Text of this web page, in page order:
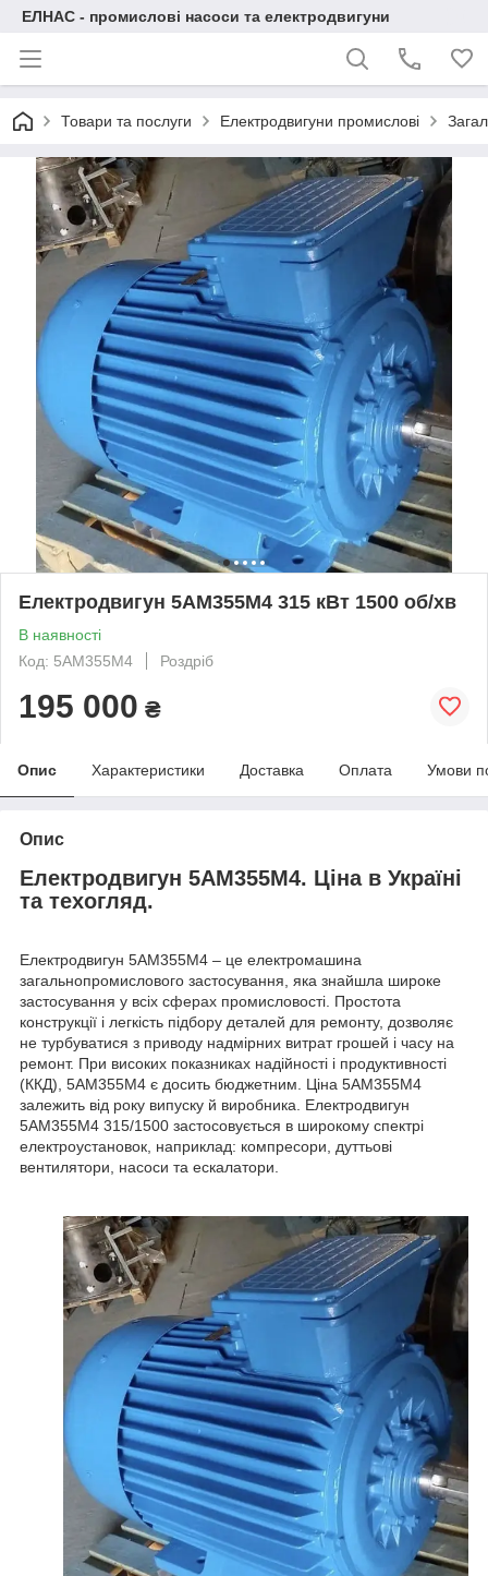
ЕЛНАС - промислові насоси та електродвигуни
Товари та послуги Електродвигуни промислові
Електродвигун 5АМ355М4 315 кВт 1500 об/хв
В наявності
Код: 5АМ355М4
Роздріб
195 000 ₴
Опис Характеристики Доставка Оплата Умови
Опис
Електродвигун 5АМ355М4. Ціна в Україні
та техогляд.
Електродвигун 5АМ355М4 – це електромашина
загальнопромислового застосування, яка знайшла широке
застосування у всіх сферах промисловості. Простота
конструкції і легкість підбору деталей для ремонту, дозволяє
не турбуватися з приводу надмірних витрат грошей і часу на
ремонт. При високих показниках надійності і продуктивності
(ККД), 5АМ355М4 є досить бюджетним. Ціна 5АМ355М4
залежить від року випуску й виробника. Електродвигун
5АМ355М4 315/1500 застосовується в широкому спектрі
електроустановок, наприклад: компресори, дуттьові
вентилятори, насоси та ескалатори.